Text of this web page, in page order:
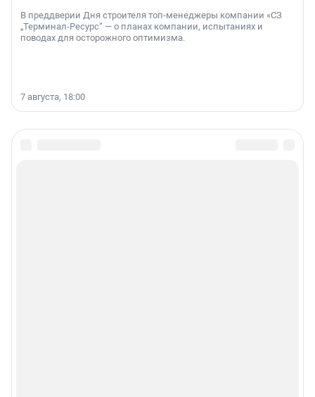
В преддверии Дня строителя топ-менеджеры компании «СЗ
„Терминал-Ресурс“ — о планах компании, испытаниях и
поводах для осторожного оптимизма.
7 августа, 18:00